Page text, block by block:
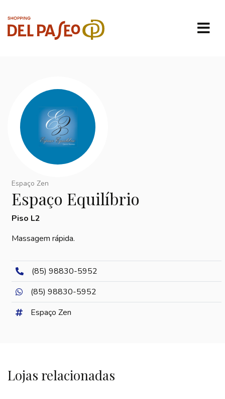
Espaço Zen
Espaço Equilíbrio
Piso L2
Massagem rápida.
(85) 98830-5952
(85) 98830-5952
Espaço Zen
Lojas relacionadas